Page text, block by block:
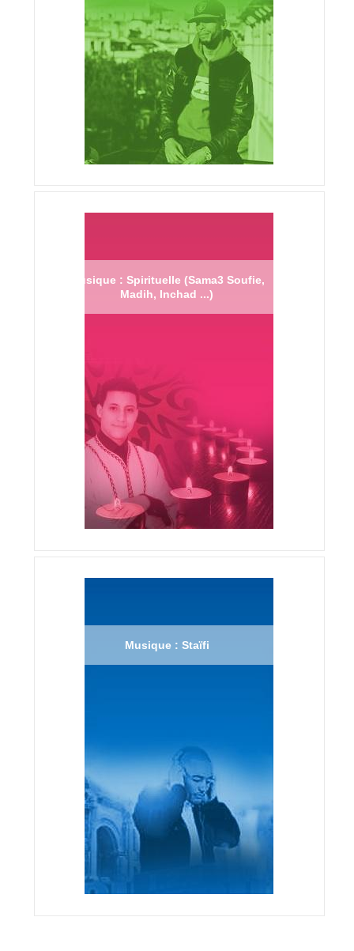
Musique : Spirituelle (Sama3 Soufie,
Madih, Inchad ...)
Musique : Staïfi